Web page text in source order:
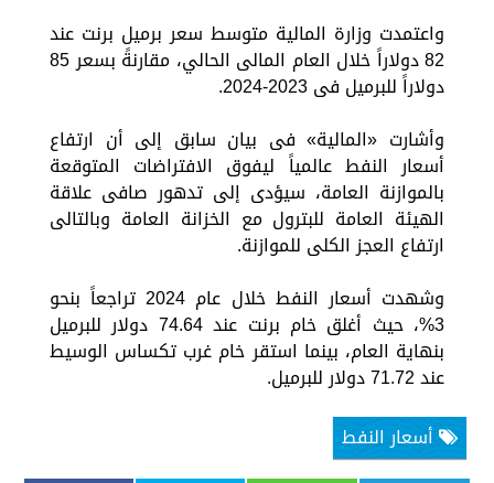
واعتمدت وزارة المالية متوسط سعر برميل برنت عند
82 دولاراً خلال العام المالى الحالي، مقارنةً بسعر 85
دولاراً للبرميل فى 2023-2024.
وأشارت «المالية» فى بيان سابق إلى أن ارتفاع
أسعار النفط عالمياً ليفوق الافتراضات المتوقعة
بالموازنة العامة، سيؤدى إلى تدهور صافى علاقة
الهيئة العامة للبترول مع الخزانة العامة وبالتالى
ارتفاع العجز الكلى للموازنة.
وشهدت أسعار النفط خلال عام 2024 تراجعاً بنحو
3%، حيث أغلق خام برنت عند 74.64 دولار للبرميل
بنهاية العام، بينما استقر خام غرب تكساس الوسيط
عند 71.72 دولار للبرميل.
أسعار النفط